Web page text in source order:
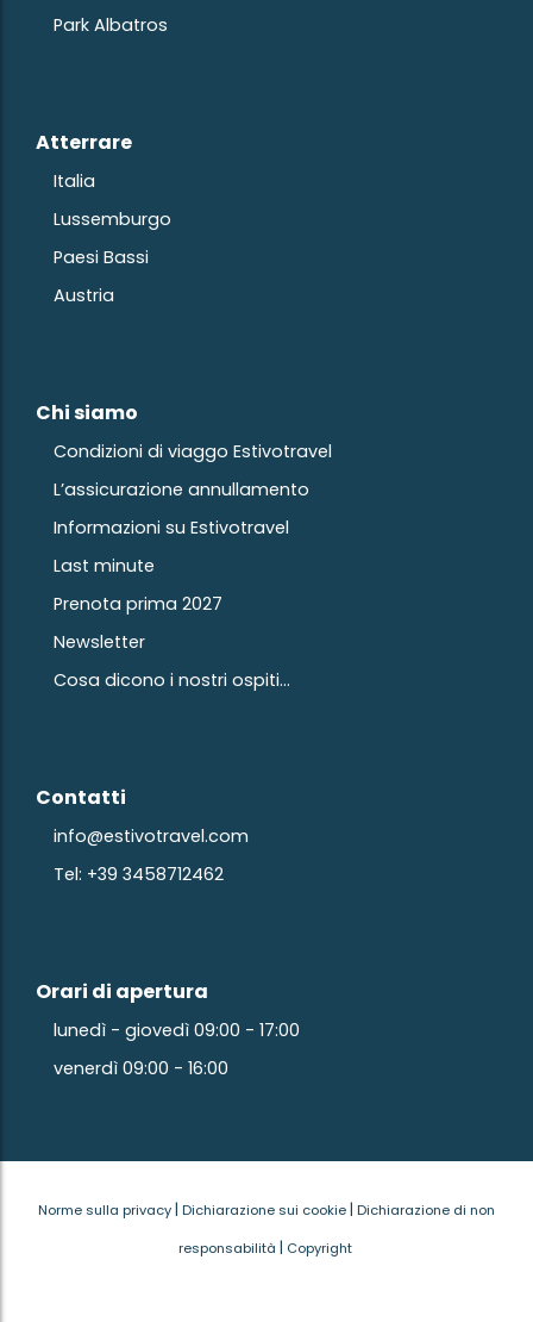
Park Albatros
Atterrare
Italia
Lussemburgo
Paesi Bassi
Austria
Chi siamo
Condizioni di viaggo Estivotravel
L’assicurazione annullamento
Informazioni su Estivotravel
Last minute
Prenota prima 2027
Newsletter
Cosa dicono i nostri ospiti...
Contatti
info@estivotravel.com
Tel: +39 3458712462
Orari di apertura
lunedì - giovedì 09:00 - 17:00
venerdì 09:00 - 16:00
Norme sulla privacy | Dichiarazione sui cookie | Dichiarazione di non
responsabilità | Copyright